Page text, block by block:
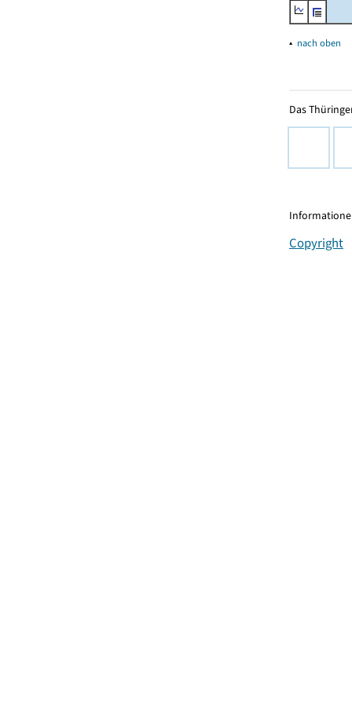
▴ nach oben
Das
Copyright